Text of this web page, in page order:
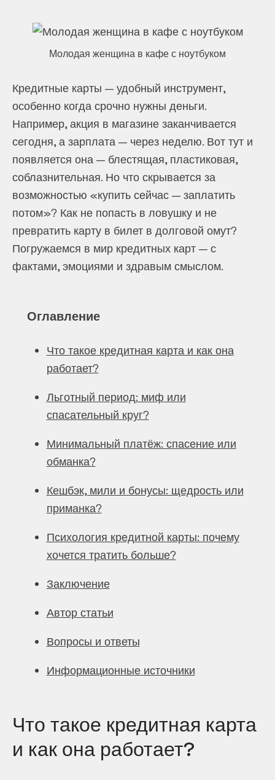
Молодая женщина в кафе с ноутбуком
Кредитные карты — удобный инструмент,
особенно когда срочно нужны деньги.
Например, акция в магазине заканчивается
сегодня, а зарплата — через неделю. Вот тут и
появляется она — блестящая, пластиковая,
соблазнительная. Но что скрывается за
возможностью «купить сейчас — заплатить
потом»? Как не попасть в ловушку и не
превратить карту в билет в долговой омут?
Погружаемся в мир кредитных карт — с
фактами, эмоциями и здравым смыслом.
Оглавление
Что такое кредитная карта и как она
работает?
Льготный период: миф или
спасательный круг?
Минимальный платёж: спасение или
обманка?
Кешбэк, мили и бонусы: щедрость или
приманка?
Психология кредитной карты: почему
хочется тратить больше?
Заключение
Автор статьи
Вопросы и ответы
Информационные источники
Что такое кредитная карта
и как она работает?